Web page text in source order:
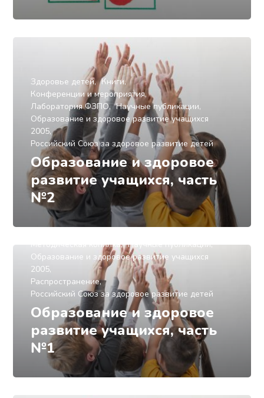
Здоровье детей
Книги
Конференции и мероприятия
Лаборатория ФЗПО
Научные публикации
Образование и здоровое развитие учащихся
2005
Российский Союз за здоровое развитие детей
Образование и здоровое
развитие учащихся, часть
№2
Здоровье детей
Книги
Методическая копилка
Научные публикации
Образование и здоровое развитие учащихся
2005
Распространение
Российский Союз за здоровое развитие детей
Образование и здоровое
развитие учащихся, часть
№1